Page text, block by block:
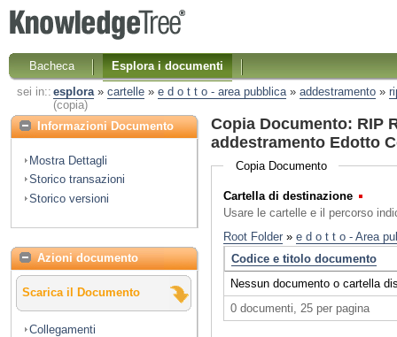
Bacheca
Esplora i documenti
sei in:: esplora» cartelle» e d o t t o - area pubblica» addestramento»
(copia)
Informazioni Documento
Mostra Dettagli
Storico transazioni
Storico versioni
Azioni documento
Scarica il Documento
Collegamenti
Copia Documento: RIP
addestramento Edotto
Copia Documento
Cartella di destinazione
Usare le cartelle e il percorso